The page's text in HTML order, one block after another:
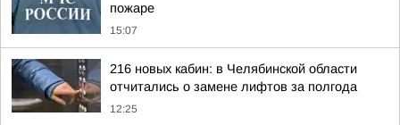
пожаре
15:07
216 новых кабин: в Челябинской области
отчитались о замене лифтов за полгода
12:25